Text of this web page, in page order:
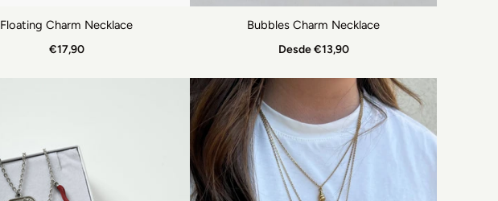
Floating Charm Necklace
€17,90
Bubbles Charm Necklace
Desde €13,90